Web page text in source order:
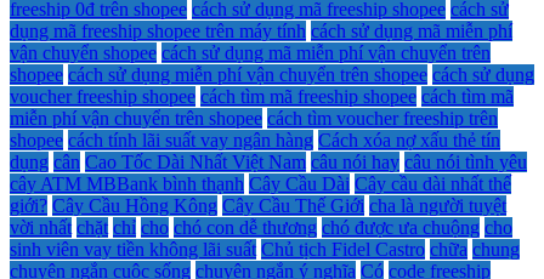
freeship 0đ trên shopee cách sử dụng mã freeship shopee cách sử
dụng mã freeship shopee trên máy tính cách sử dụng mã miễn phí
vận chuyển shopee cách sử dụng mã miễn phí vận chuyển trên
shopee cách sử dụng miễn phí vận chuyển trên shopee cách sử dụng
voucher freeship shopee cách tìm mã freeship shopee cách tìm mã
miễn phí vận chuyển trên shopee cách tìm voucher freeship trên
shopee cách tính lãi suất vay ngân hàng Cách xóa nợ xấu thẻ tín
dụng cân Cao Tốc Dài Nhất Việt Nam câu nói hay câu nói tình yêu
cây ATM MBBank bình thạnh Cây Cầu Dài Cây cầu dài nhất thế
giới? Cây Cầu Hồng Kông Cây Cầu Thế Giới cha là người tuyệt
vời nhất chặt chỉ cho chó con dễ thương chó được ưa chuộng cho
sinh viên vay tiền không lãi suất Chủ tịch Fidel Castro chữa chung
chuyện ngắn cuộc sống chuyện ngắn ý nghĩa Có code freeship